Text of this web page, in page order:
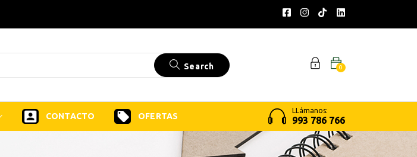
Search 0
CONTACTO OFERTAS
LLámanos:
993 786 766